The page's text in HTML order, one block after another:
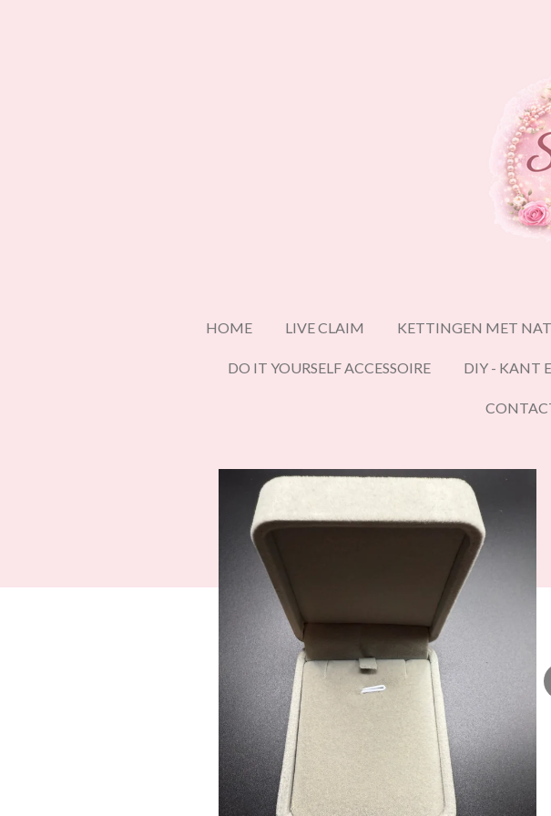
HOME LIVE CLAIM KETTINGEN MET
DO IT YOURSELF ACCESSOIRE DIY - KANT